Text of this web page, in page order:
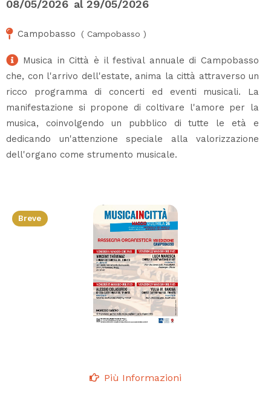
08/05/2026 al 29/05/2026
Campobasso ( Campobasso )
Musica in Città è il festival annuale di Campobasso
che, con l'arrivo dell'estate, anima la città attraverso un
ricco programma di concerti ed eventi musicali. La
manifestazione si propone di coltivare l'amore per la
musica, coinvolgendo un pubblico di tutte le età e
dedicando un'attenzione speciale alla valorizzazione
dell'organo come strumento musicale.
Breve
Più Informazioni